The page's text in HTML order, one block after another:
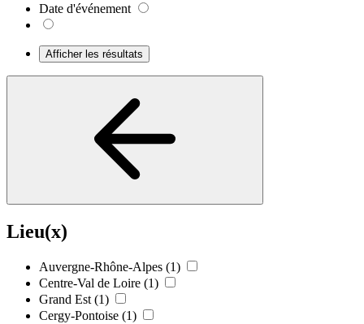
Date d'événement
Afficher les résultats
Lieu(x)
Auvergne-Rhône-Alpes (1)
Centre-Val de Loire (1)
Grand Est (1)
Cergy-Pontoise (1)